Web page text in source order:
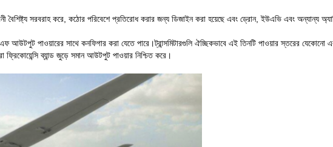
বৈশিষ্ট্য সরবরাহ করে, কঠোর পরিবেশে প্রতিরোধ করার জন্য ডিজাইন করা হয়েছে এবং ড্রোন, ইউএভি এবং অন্যান্য
পাওয়ারের সাথে কনফিগার করা যেতে পারে।ট্রান্সমিটারগুলি ঐচ্ছিকভাবে এই তিনটি পাওয়ার স্তরের যেকোনো
ফ্রিকোয়েন্সি ব্যান্ড জুড়ে সমান আউটপুট পাওয়ার নিশ্চিত করে।